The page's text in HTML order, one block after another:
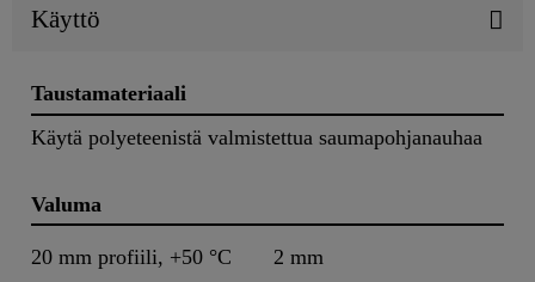
Käyttö
Taustamateriaali
Käytä polyeteenistä valmistettua saumapohjanauhaa
Valuma
20 mm profiili, +50 °C 2 mm